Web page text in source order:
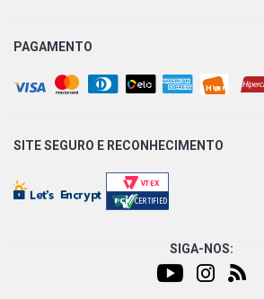
PAGAMENTO
SITE SEGURO E RECONHECIMENTO
SIGA-NOS: